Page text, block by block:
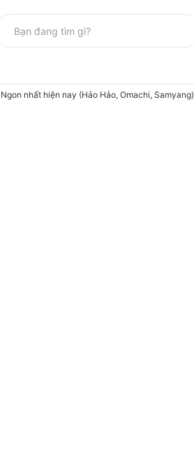
nhất hiện nay (Hảo Hảo, Omachi, Samyang)